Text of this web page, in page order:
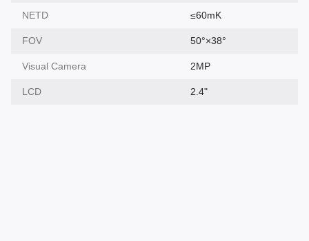
NETD ≤60mK
FOV 50°×38°
Visual Camera 2MP
LCD 2.4"